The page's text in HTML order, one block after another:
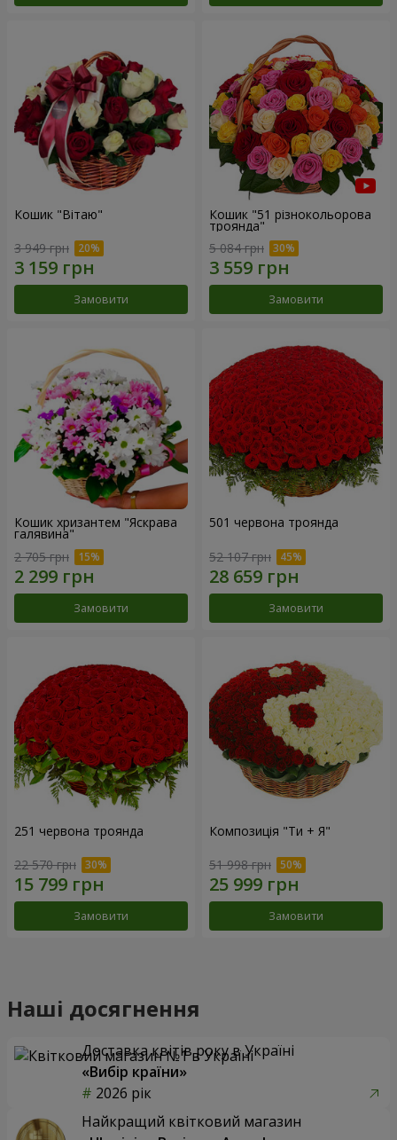
Кошик "Вітаю"
3 949 грн
Замовити
Кошик "51 різнокольорова
троянда"
5 084 грн
Замовити
Кошик хризантем "Яскрава
галявина"
2 705 грн
Замовити
501 червона троянда
52 107 грн
Замовити
251 червона троянда
22 570 грн
Замовити
Композиція "Ти + Я"
51 998 грн
Замовити
Наші досягнення
Доставка квітів року в Україні
«Вибір країни»
2026 рік
Найкращий квітковий магазин